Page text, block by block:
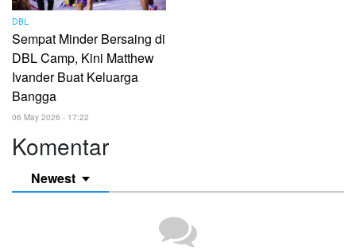
DBL
Sempat Minder Bersaing di
DBL Camp, Kini Matthew
Ivander Buat Keluarga
Bangga
06 May 2026 - 17:22
Komentar
Newest